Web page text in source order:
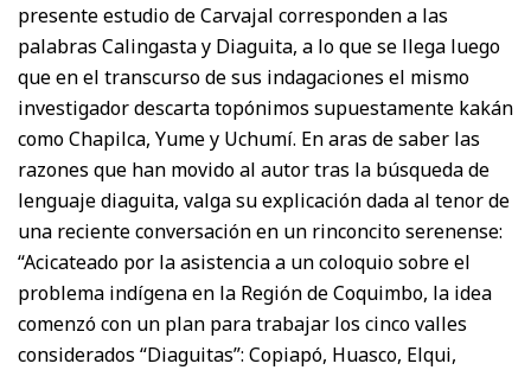
presente estudio de Carvajal corresponden a las
palabras Calingasta y Diaguita, a lo que se llega luego
que en el transcurso de sus indagaciones el mismo
investigador descarta topónimos supuestamente kakán
como Chapilca, Yume y Uchumí. En aras de saber las
razones que han movido al autor tras la búsqueda de
lenguaje diaguita, valga su explicación dada al tenor de
una reciente conversación en un rinconcito serenense:
“Acicateado por la asistencia a un coloquio sobre el
problema indígena en la Región de Coquimbo, la idea
comenzó con un plan para trabajar los cinco valles
considerados “Diaguitas”: Copiapó, Huasco, Elqui,